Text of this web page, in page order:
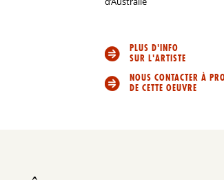
PLUS D'INFO
SUR L'ARTISTE
NOUS CONTACTER À
DE CETTE OEUVRE